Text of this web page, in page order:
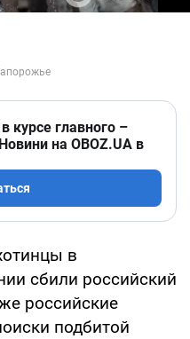
курсе главного –
на OBOZ.UA в
в
сбили российский
российские
подбитой